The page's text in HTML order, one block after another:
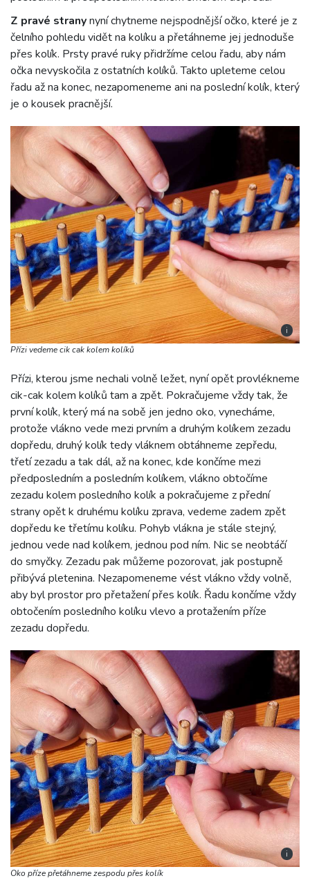
Z pravé stranynyní chytneme nejspodnější očko, které je z
čelního pohledu vidět na kolíku a přetáhneme jej jednoduše
přes kolík. Prsty pravé ruky přidržíme celou řadu, aby nám
očka nevyskočila z ostatních kolíků. Takto upleteme celou
řadu až na konec, nezapomeneme ani na poslední kolík, který
je o kousek pracnější.
i
Přízi vedeme cik cak kolem kolíků
Přízi, kterou jsme nechali volně ležet, nyní opět provlékneme
cik-cak kolem kolíků tam a zpět. Pokračujeme vždy tak, že
první kolík, který má na sobě jen jedno oko, vynecháme,
protože vlákno vede mezi prvním a druhým kolíkem zezadu
dopředu, druhý kolík tedy vláknem obtáhneme zepředu,
třetí zezadu a tak dál, až na konec, kde končíme mezi
předposledním a posledním kolíkem, vlákno obtočíme
zezadu kolem posledního kolík a pokračujeme z přední
strany opět k druhému kolíku zprava, vedeme zadem zpět
dopředu ke třetímu kolíku. Pohyb vlákna je stále stejný,
jednou vede nad kolíkem, jednou pod ním. Nic se neobtáčí
do smyčky. Zezadu pak můžeme pozorovat, jak postupně
přibývá pletenina. Nezapomeneme vést vlákno vždy volně,
aby byl prostor pro přetažení přes kolík. Řadu končíme vždy
obtočením posledního kolíku vlevo a protažením příze
zezadu dopředu.
i
Oko příze přetáhneme zespodu přes kolík